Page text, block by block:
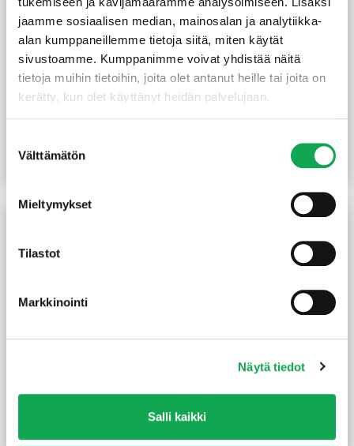
jaamme sosiaalisen median, mainosalan ja analytiikka-
alan kumppaneillemme tietoja siitä, miten käytät
sivustoamme. Kumppanimme voivat yhdistää näitä
tietoja muihin tietoihin, joita olet antanut heille tai joita on
kerätty, kun olet käyttänyt heidän palvelujaan.
valinta
Välttämätön
Mieltymykset
Tilastot
Markkinointi
Näytä tiedot
Salli kaikki
laudelauta 28X160 mm
Lue lisää
Lämpökäsitelty haapa
liimapuu 42X42 mm SHP
27,00
Lue lisää